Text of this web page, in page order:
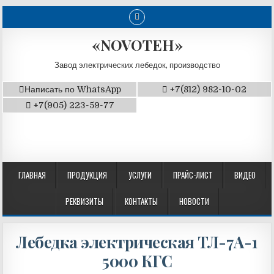
«NOVOTEH»
Завод электрических лебедок, производство
Написать по WhatsApp
+7(812) 982-10-02
+7(905) 223-59-77
ГЛАВНАЯ ПРОДУКЦИЯ УСЛУГИ ПРАЙС-ЛИСТ ВИДЕО
РЕКВИЗИТЫ КОНТАКТЫ НОВОСТИ
Лебедка электрическая ТЛ-7А-1
5000 КГС